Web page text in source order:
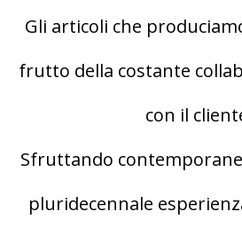
Gli articoli che
frutto della costante
con il
Sfruttando
pluridecennale